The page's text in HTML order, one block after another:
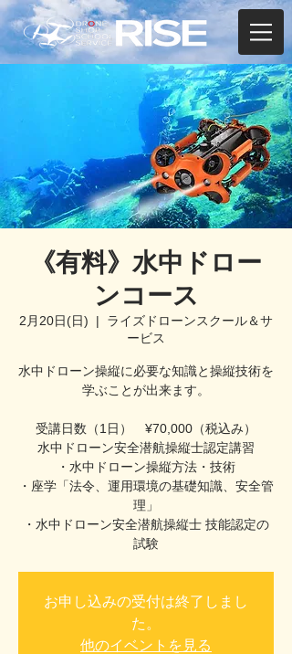
《有料》水中ドロー
ンコース
2月20日(日)
  |
ライズドローンスクール＆サ
ービス
水中ドローン操縦に必要な知識と操縦技術を
学ぶことが出来ます。
受講日数（1日） ¥70,000（税込み）
水中ドローン安全潜航操縦士認定講習
・水中ドローン操縦方法・技術
​・座学「法令、運用環境の基礎知識、安全管
理」
・水中ドローン安全潜航操縦士 技能認定の
試験
お申し込みの受付は終了しまし
た。
他のイベントを見る